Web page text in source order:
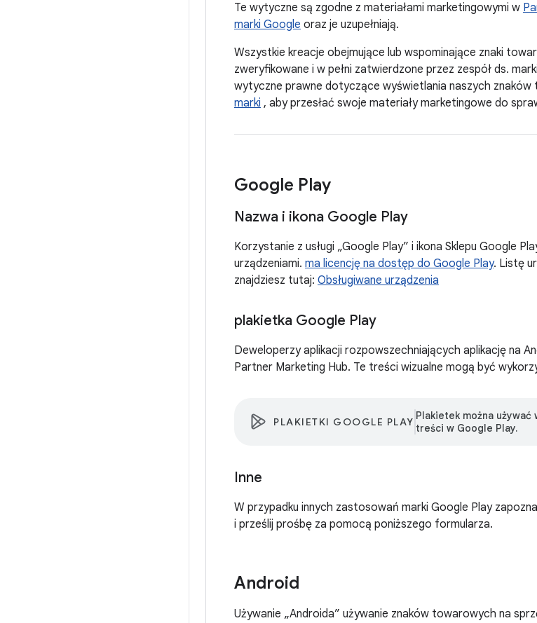
Te wytyczne są zgodne z materiałami marketingowymi w
marki Google oraz je uzupełniają.
Wszystkie kreacje obejmujące lub wspominające znaki
zweryfikowane i w pełni zatwierdzone przez zespół ds.
wytyczne prawne dotyczące wyświetlania naszych znaków
marki , aby przesłać swoje materiały marketingowe do
Google Play
Nazwa i ikona Google Play
Korzystanie z usługi „Google Play” i ikona Sklepu Google
urządzeniami. ma licencję na dostęp do Google Play. Listę
znajdziesz tutaj: Obsługiwane urządzenia
plakietka Google Play
Deweloperzy aplikacji rozpowszechniających aplikację na
Partner Marketing Hub. Te treści wizualne mogą być
PLAKIETKI GOOGLE PLAY Plakietek można
treści w Google Play.
Inne
W przypadku innych zastosowań marki Google Play
i prześlij prośbę za pomocą poniższego formularza.
Android
Używanie „Androida” używanie znaków towarowych na